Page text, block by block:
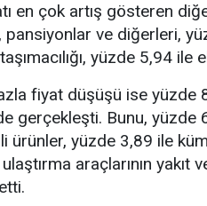
en çok artış gösteren
pansiyonlar ve diğerleri,
yüzde 5,94 ile
fiyat düşüşü ise yüzde
gerçekleşti. Bunu, yüzde
ürünler, yüzde 3,89 ile
araçlarının yakıt